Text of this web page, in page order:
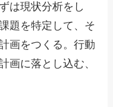
は現状分析をし
題を特定して、そ
画をつくる。行動
画に落とし込む、